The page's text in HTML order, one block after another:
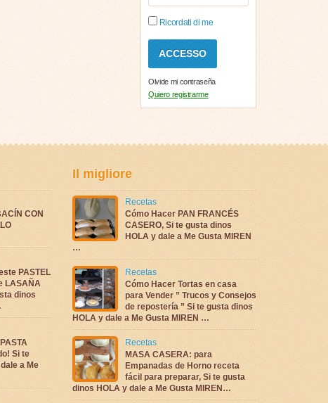
Ricordati di me
Olvide mi contraseña
Quiero registrarme
CON
PASTEL
LASAÑA
dinos
Si te
a Me
Il migliore
Recetas
Cómo Hacer PAN FRANCÉS
CASERO, Si te gusta dinos
HOLA y dale a Me Gusta MIREN
…
Recetas
Cómo Hacer Tortas en casa
para Vender ” Trucos y Consejos
de repostería ” Si te gusta dinos
HOLA y dale a Me Gusta MIREN …
Recetas
MASA CASERA: para
Empanadas de Horno receta
fácil para preparar, Si te gusta
dinos HOLA y dale a Me Gusta MIREN…